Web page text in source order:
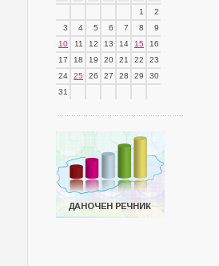
1
2
3
4 5 6 7 8
9
10
11 12 13 14 15
16
17
18 19 20 21 22
23
24
25 26 27 28 29
30
31